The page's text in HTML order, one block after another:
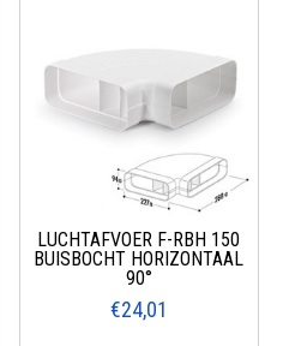
LUCHTAFVOER F-RBH 150
BUISBOCHT HORIZONTAAL
90°
€24,01